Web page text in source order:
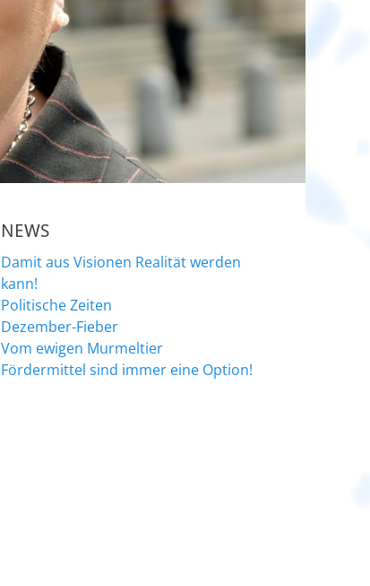
NEWS
Damit aus Visionen Realität werden
kann!
Politische Zeiten
Dezember-Fieber
Vom ewigen Murmeltier
Fördermittel sind immer eine Option!